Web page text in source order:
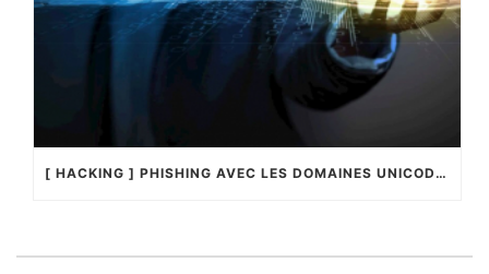
[ HACKING ] PHISHING AVEC LES DOMAINES UNICODES